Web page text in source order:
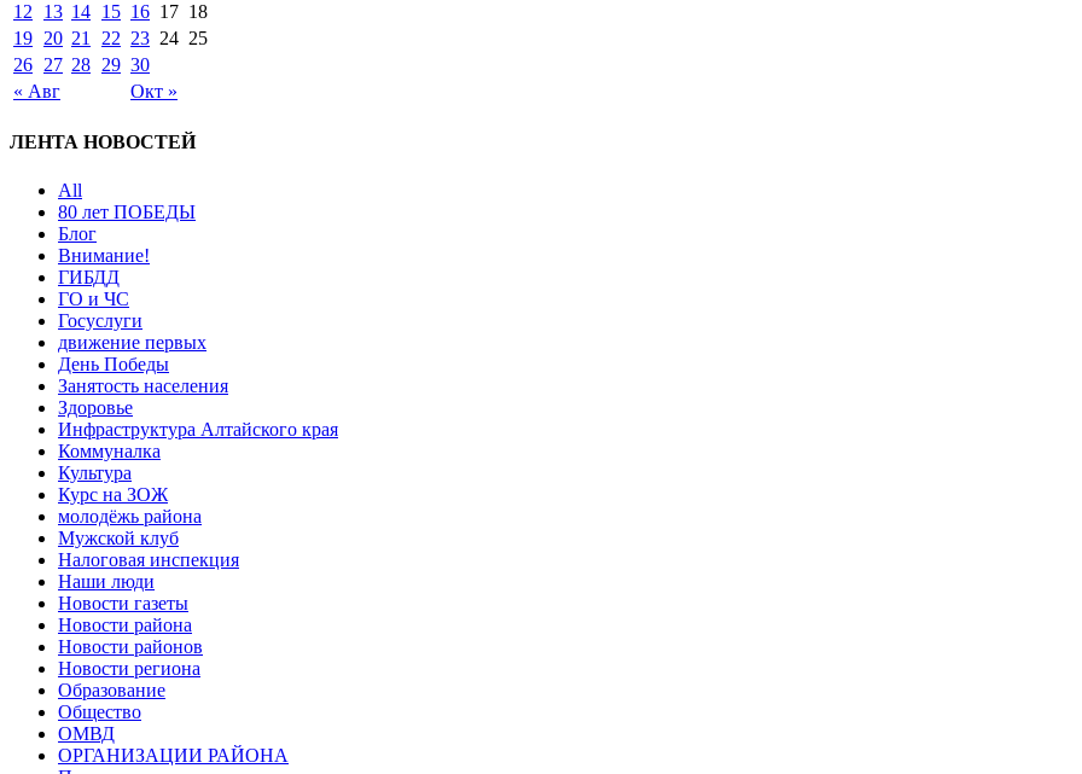
« Авг Окт »
12
13 14 15 16 17 18
19 20 21 22 23 24 25
26 27 28 29 30
ЛЕНТА НОВОСТЕЙ
All
80 лет ПОБЕДЫ
Блог
Внимание!
ГИБДД
ГО и ЧС
Госуслуги
движение первых
День Победы
Занятость населения
Здоровье
Инфраструктура Алтайского края
Коммуналка
Культура
Курс на ЗОЖ
молодёжь района
Мужской клуб
Налоговая инспекция
Наши люди
Новости газеты
Новости района
Новости районов
Новости региона
Образование
Общество
ОМВД
ОРГАНИЗАЦИИ РАЙОНА